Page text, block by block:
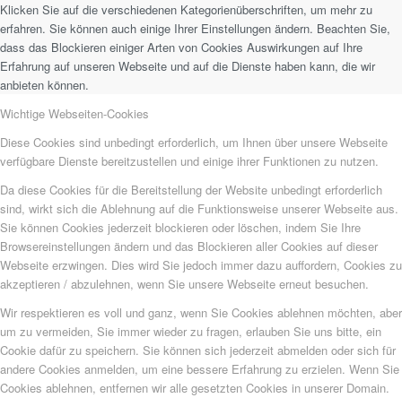
Klicken Sie auf die verschiedenen Kategorienüberschriften, um mehr zu
erfahren. Sie können auch einige Ihrer Einstellungen ändern. Beachten Sie,
dass das Blockieren einiger Arten von Cookies Auswirkungen auf Ihre
Erfahrung auf unseren Webseite und auf die Dienste haben kann, die wir
anbieten können.
Wichtige Webseiten-Cookies
Diese Cookies sind unbedingt erforderlich, um Ihnen über unsere Webseite
verfügbare Dienste bereitzustellen und einige ihrer Funktionen zu nutzen.
Da diese Cookies für die Bereitstellung der Website unbedingt erforderlich
sind, wirkt sich die Ablehnung auf die Funktionsweise unserer Webseite aus.
Sie können Cookies jederzeit blockieren oder löschen, indem Sie Ihre
Browsereinstellungen ändern und das Blockieren aller Cookies auf dieser
Webseite erzwingen. Dies wird Sie jedoch immer dazu auffordern, Cookies zu
akzeptieren / abzulehnen, wenn Sie unsere Webseite erneut besuchen.
Wir respektieren es voll und ganz, wenn Sie Cookies ablehnen möchten, aber
um zu vermeiden, Sie immer wieder zu fragen, erlauben Sie uns bitte, ein
Cookie dafür zu speichern. Sie können sich jederzeit abmelden oder sich für
andere Cookies anmelden, um eine bessere Erfahrung zu erzielen. Wenn Sie
Cookies ablehnen, entfernen wir alle gesetzten Cookies in unserer Domain.